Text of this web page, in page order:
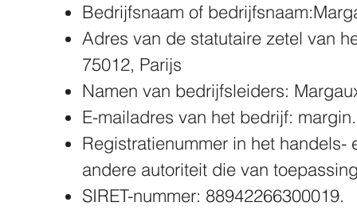
Bedrijfsnaam of bedrijfsnaam:
Adres van de statutaire zetel van
75012, Parijs
Namen van bedrijfsleiders:
E-mailadres van het bedrijf:
Registratienummer in het
andere autoriteit die van
SIRET-nummer: 88942266300019.